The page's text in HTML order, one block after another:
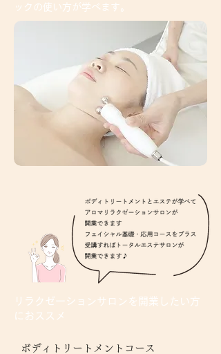
ックの使い方が学べます。
リラクゼーションサロンを開業したい方
におススメ
ボディトリートメントコース